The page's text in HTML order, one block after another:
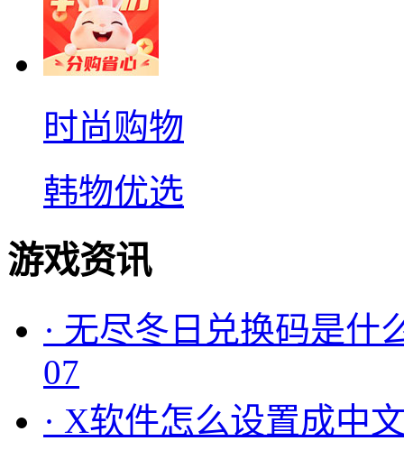
时尚购物
韩物优选
游戏资讯
· 无尽冬日兑换码是什
07
· X软件怎么设置成中